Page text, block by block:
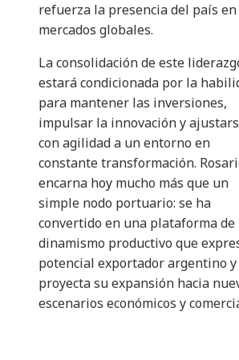
refuerza la presencia del país en
mercados globales.
La consolidación de este
estará condicionada por la
para mantener las inversiones,
impulsar la innovación y
con agilidad a un entorno en
constante transformación.
encarna hoy mucho más que un
simple nodo portuario: se ha
convertido en una plataforma de
dinamismo productivo que
potencial exportador argentino y
proyecta su expansión hacia
escenarios económicos y